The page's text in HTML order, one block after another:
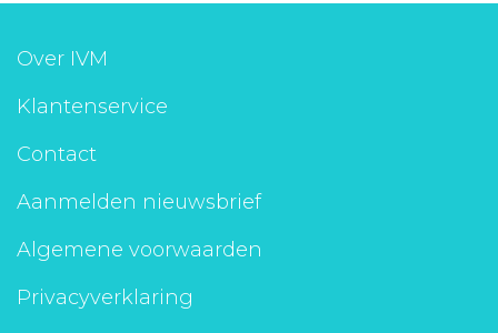
Over IVM
Klantenservice
Contact
Aanmelden nieuwsbrief
Algemene voorwaarden
Privacyverklaring